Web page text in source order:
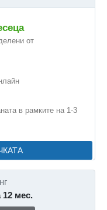
от
в рамките на 1-3
12 мес.